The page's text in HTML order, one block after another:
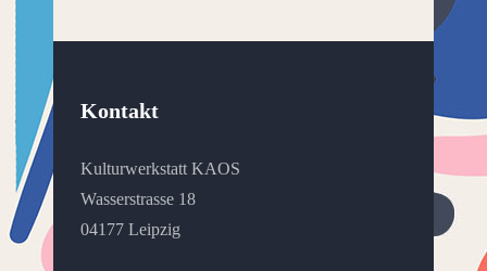
Kontakt
Kulturwerkstatt KAOS
Wasserstrasse 18
04177 Leipzig